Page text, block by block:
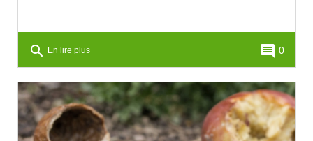
search En lire plus comment 0